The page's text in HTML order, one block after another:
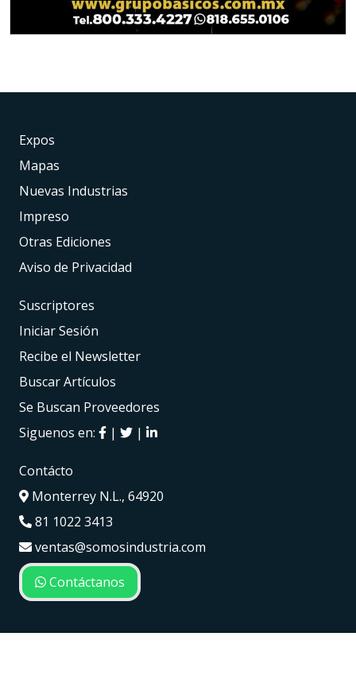
Expos
Mapas
Nuevas Industrias
Impreso
Otras Ediciones
Aviso de Privacidad
Suscriptores
Iniciar Sesión
Recibe el Newsletter
Buscar Artículos
Se Buscan Proveedores
Siguenos en:
| |
Contácto
Monterrey N.L., 64920
81 1022 3413
ventas@somosindustria.com
Contáctanos